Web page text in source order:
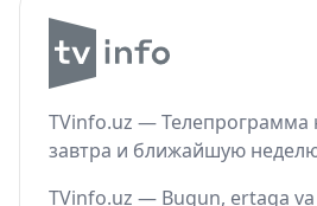
TVinfo.uz — Телепрограмма
завтра и ближайшую
TVinfo.uz — Bugun, ertaga